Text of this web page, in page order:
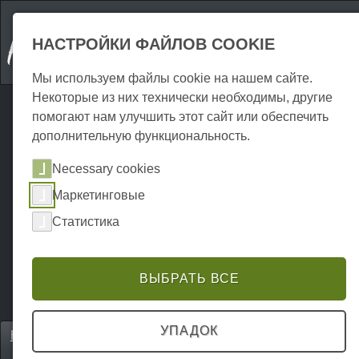
Home
Аренда вилл и шале
P0101UF00064
НАСТРОЙКИ ФАЙЛОВ COOKIE
Мы используем файлы cookie на нашем сайте.
Некоторые из них технически необходимы, другие
помогают нам улучшить этот сайт или обеспечить
дополнительную функциональность.
Necessary cookies
Маркетинговые
Статистика
ВЫБРАТЬ ВСЕ
УПАДОК